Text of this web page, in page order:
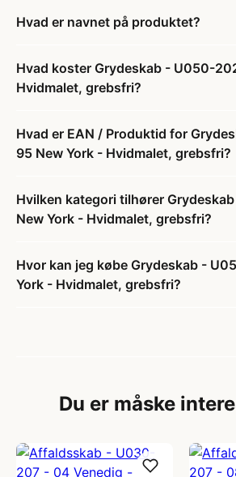
Hvad er navnet på produktet?
Hvad koster Grydeskab - U050-
Hvidmalet, grebsfri?
Hvad er EAN / Produktid for
95 New York - Hvidmalet, grebsfri?
Hvilken kategori tilhører
New York - Hvidmalet, grebsfri?
Hvor kan jeg købe Grydeskab -
York - Hvidmalet, grebsfri?
Du er måske